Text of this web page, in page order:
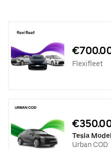
Flexifleet
Tesla
Urban COD